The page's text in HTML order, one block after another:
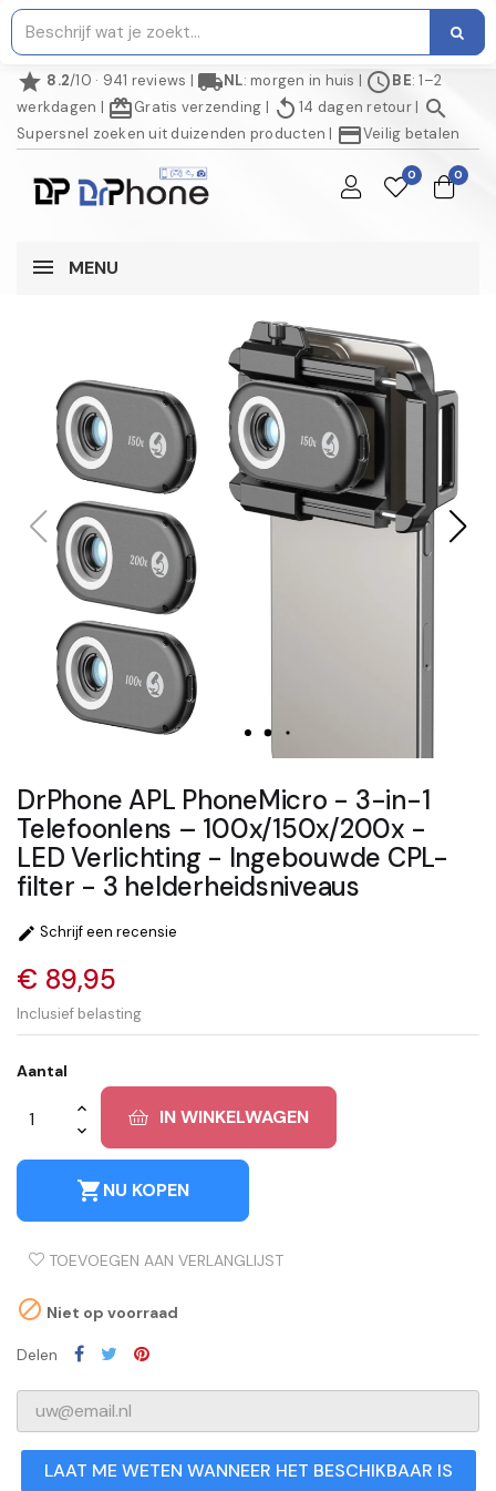
star 8.2/10 · 941 reviews | local_shippingNL: morgen in huis | scheduleBE: 1–2
werkdagen | redeemGratis verzending | replay 14 dagen retour| search
Supersnel zoeken uit duizenden producten | credit_cardVeilig betalen
0 0
MENU
DrPhone APL PhoneMicro - 3-in-1
Telefoonlens – 100x/150x/200x -
LED Verlichting - Ingebouwde CPL-
filter - 3 helderheidsniveaus
 Schrijf een recensie
€ 89,95
Inclusief belasting
Aantal
IN WINKELWAGEN
shopping_cartNU KOPEN
TOEVOEGEN AAN VERLANGLIJST
 Niet op voorraad
Delen
LAAT ME WETEN WANNEER HET BESCHIKBAAR IS